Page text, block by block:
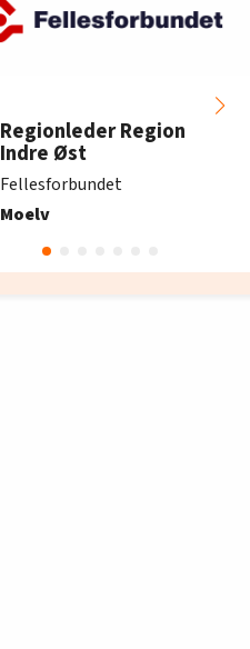
Regionleder Region
Indre Øst
Fellesforbundet
Moelv